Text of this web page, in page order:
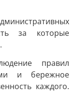
за которые
правил
и бережное
каждого.